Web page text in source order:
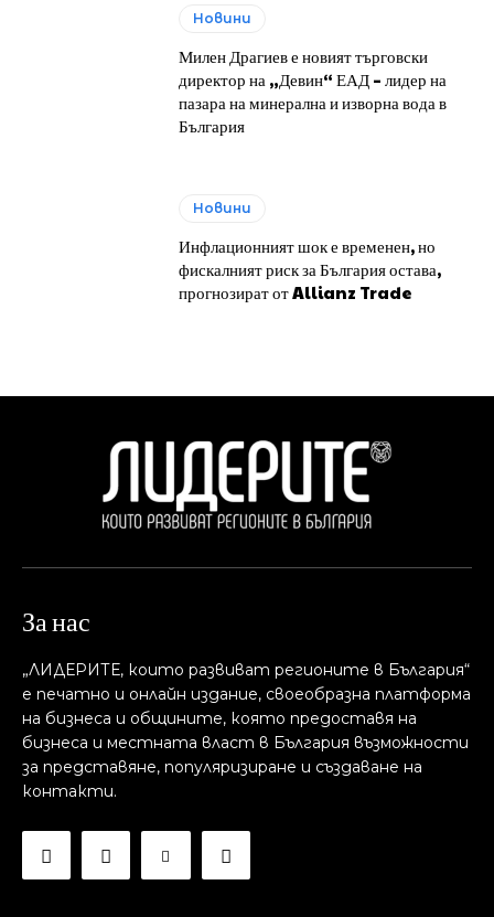
Новини
Милен Драгиев е новият търговски
директор на „Девин“ ЕАД – лидер на
пазара на минерална и изворна вода в
България
Новини
Инфлационният шок е временен, но
фискалният риск за България остава,
прогнозират от Allianz Trade
За нас
„ЛИДЕРИТЕ, които развиват регионите в България“
е печатно и онлайн издание, своеобразна платформа
на бизнеса и общините, която предоставя на
бизнесa и местната власт в България възможности
за представяне, популяризиране и създаване на
контакти.